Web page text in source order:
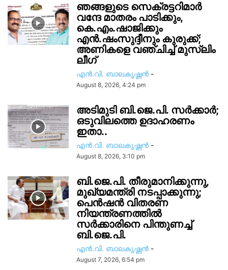
ഞങ്ങളുടെ സെക്രട്ടറിമാർ
വന്ദേ മാതരം പാടിക്കും,
കെ.എം.ഷാജിക്കും
എൻ.ഷംസുദ്ദീനും കുരുക്ക്;
അണികളെ വഞ്ചിച്ച് മുസ്ലിം
ലീഗ്
എൻ.വി. ബാലകൃഷ്ണൻ -
August 8, 2026, 4:24 pm
അടിമുടി ബി.ജെ.പി. സർക്കാർ;
ഒടുവിലത്തെ ഉദാഹരണം
ഇതാ..
എൻ.വി. ബാലകൃഷ്ണൻ -
August 8, 2026, 3:10 pm
ബി.ജെ.പി. തീരുമാനിക്കുന്നു,
മുഖ്യമന്ത്രി നടപ്പാക്കുന്നു;
പെൻഷൻ വിതരണ
നിയന്ത്രണത്തിൽ
സ‍ർക്കാരിനെ പിന്തുണച്ച്
ബി.ജെ.പി.
എൻ.വി. ബാലകൃഷ്ണൻ -
August 7, 2026, 6:54 pm